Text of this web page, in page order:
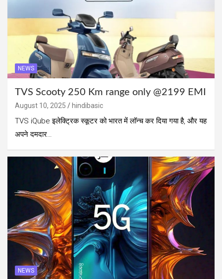
NEWS
TVS Scooty 250 Km range only @2199 EMI
August 10, 2025 hindibasic
TVS iQube इलेक्ट्रिक स्कूटर को भारत में लॉन्च कर दिया गया है, और यह
अपने दमदार…
NEWS